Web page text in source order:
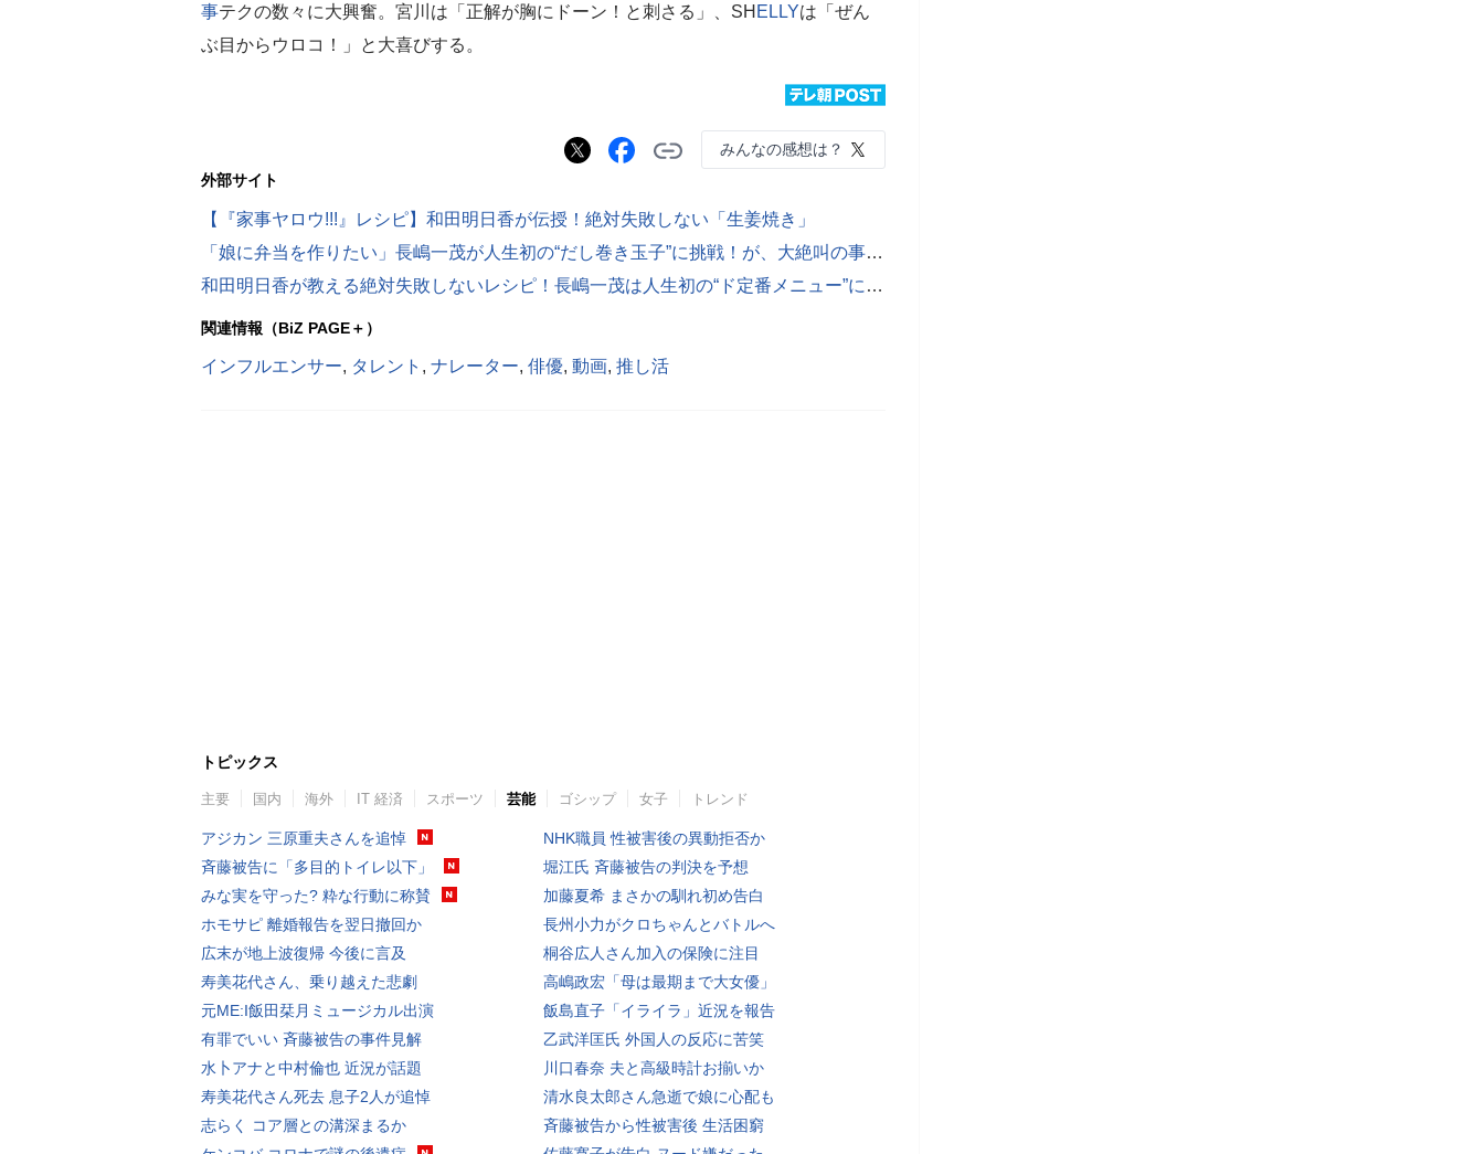
事テクの数々に大興奮。宮川は「正解が胸にドーン！と刺さる」、SH ELLYは「ぜん
ぶ目からウロコ！」と大喜びする。
みんなの感想は？
外部サイト
【『家事ヤロウ!!!』レシピ】和田明日香が伝授！絶対失敗しない「生姜焼き」
「娘に弁当を作りたい」長嶋一茂が人生初の“だし巻き玉子”に挑戦！が、大絶叫の事態に「うるせぇな！」
和田明日香が教える絶対失敗しないレシピ！長嶋一茂は人生初の“ド定番メニュー”にチャレンジ
関連情報（BiZ PAGE＋）
インフルエンサー, タレント , ナレーター, 俳優, 動画, 推し活
トピックス
主要 国内 海外 IT 経済 スポーツ 芸能 ゴシップ 女子 トレンド
アジカン 三原重夫さんを追悼
斉藤被告に「多目的トイレ以下」
みな実を守った? 粋な行動に称賛
ホモサピ 離婚報告を翌日撤回か
広末が地上波復帰 今後に言及
寿美花代さん、乗り越えた悲劇
元ME:I飯田栞月ミュージカル出演
有罪でいい 斉藤被告の事件見解
水卜アナと中村倫也 近況が話題
寿美花代さん死去 息子2人が追悼
志らく コア層との溝深まるか
NHK職員 性被害後の異動拒否か
堀江氏 斉藤被告の判決を予想
加藤夏希 まさかの馴れ初め告白
長州小力がクロちゃんとバトルへ
桐谷広人さん加入の保険に注目
高嶋政宏「母は最期まで大女優」
飯島直子「イライラ」近況を報告
乙武洋匡氏 外国人の反応に苦笑
川口春奈 夫と高級時計お揃いか
清水良太郎さん急逝で娘に心配も
斉藤被告から性被害後 生活困窮